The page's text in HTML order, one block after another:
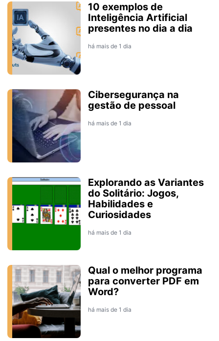
10 exemplos de
Inteligência Artificial
presentes no dia a dia
há mais de 1 dia
Cibersegurança na
gestão de pessoal
há mais de 1 dia
Explorando as Variantes
do Solitário: Jogos,
Habilidades e
Curiosidades
há mais de 1 dia
Qual o melhor programa
para converter PDF em
Word?
há mais de 1 dia